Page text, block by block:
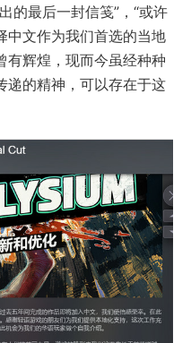
的最后一封信笺”，“或许
中文作为我们首选的当地
有辉煌，现而今虽经种种
递的精神，可以存在于这